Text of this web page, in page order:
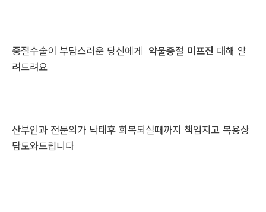
중절수술이 부담스러운 당신에게 약물중절 미프진 대해 알
려드려요
산부인과 전문의가 낙태후 회복되실때까지 책임지고 복용상
담도와드립니다